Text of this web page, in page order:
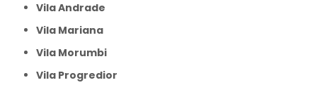
Vila Andrade
Vila Mariana
Vila Morumbi
Vila Progredior